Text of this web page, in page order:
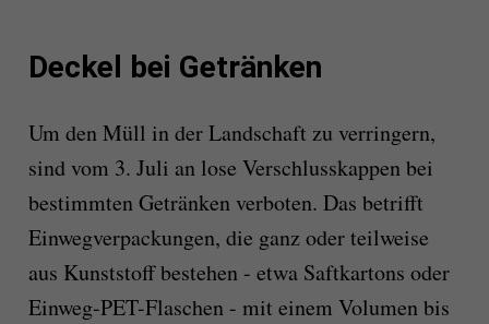
Deckel bei Getränken
Um den Müll in der Landschaft zu verringern,
sind vom 3. Juli an lose Verschlusskappen bei
bestimmten Getränken verboten. Das betrifft
Einwegverpackungen, die ganz oder teilweise
aus Kunststoff bestehen - etwa Saftkartons oder
Einweg-PET-Flaschen - mit einem Volumen bis